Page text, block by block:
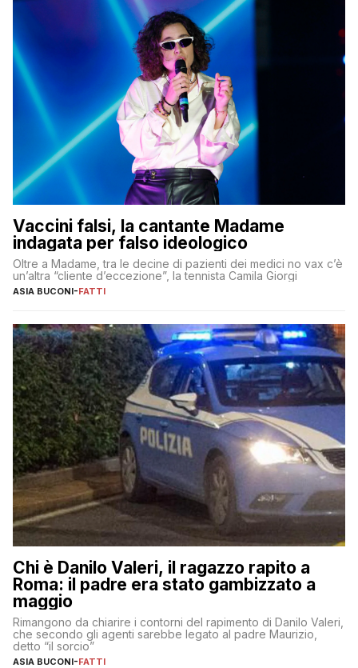
Vaccini falsi, la cantante Madame
indagata per falso ideologico
Oltre a Madame, tra le decine di pazienti dei medici no vax c’è
un’altra “cliente d’eccezione”, la tennista Camila Giorgi
ASIA BUCONI-FATTI
Chi è Danilo Valeri, il ragazzo rapito a
Roma: il padre era stato gambizzato a
maggio
Rimangono da chiarire i contorni del rapimento di Danilo Valeri,
che secondo gli agenti sarebbe legato al padre Maurizio,
detto “il sorcio”
ASIA BUCONI-FATTI